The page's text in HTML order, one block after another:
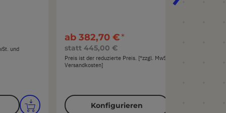
und
ab 382,70 €
statt 445,00 €
Preis ist der reduzierte Preis. [*zzgl. MwSt. und
Versandkosten]
Konfigurieren